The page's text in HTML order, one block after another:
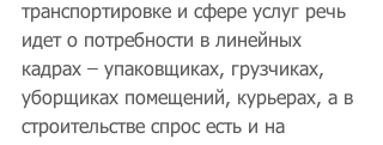
транспортировке и сфере услуг речь
идет о потребности в линейных
кадрах – упаковщиках, грузчиках,
уборщиках помещений, курьерах, а в
строительстве спрос есть и на